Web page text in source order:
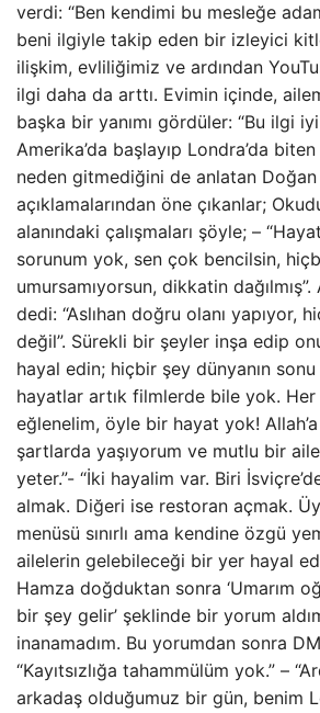
verdi: “Ben kendimi bu mesleğe
beni ilgiyle takip eden bir izleyici
ilişkim, evliliğimiz ve ardından
ilgi daha da arttı. Evimin içinde,
başka bir yanımı gördüler: “Bu ilgi
Amerika’da başlayıp Londra’da
neden gitmediğini de anlatan Doğan
açıklamalarından öne çıkanlar;
alanındaki çalışmaları şöyle; –
sorunum yok, sen çok bencilsin,
umursamıyorsun, dikkatin
dedi: “Aslıhan doğru olanı yapıyor,
değil”. Sürekli bir şeyler inşa edip
hayal edin; hiçbir şey dünyanın sonu
hayatlar artık filmlerde bile yok.
eğlenelim, öyle bir hayat yok!
şartlarda yaşıyorum ve mutlu bir
yeter.”- “İki hayalim var. Biri
almak. Diğeri ise restoran açmak.
menüsü sınırlı ama kendine özgü
ailelerin gelebileceği bir yer hayal
Hamza doğduktan sonra ‘Umarım
bir şey gelir’ şeklinde bir yorum
inanamadım. Bu yorumdan sonra
“Kayıtsızlığa tahammülüm yok.” –
arkadaş olduğumuz bir gün, benim